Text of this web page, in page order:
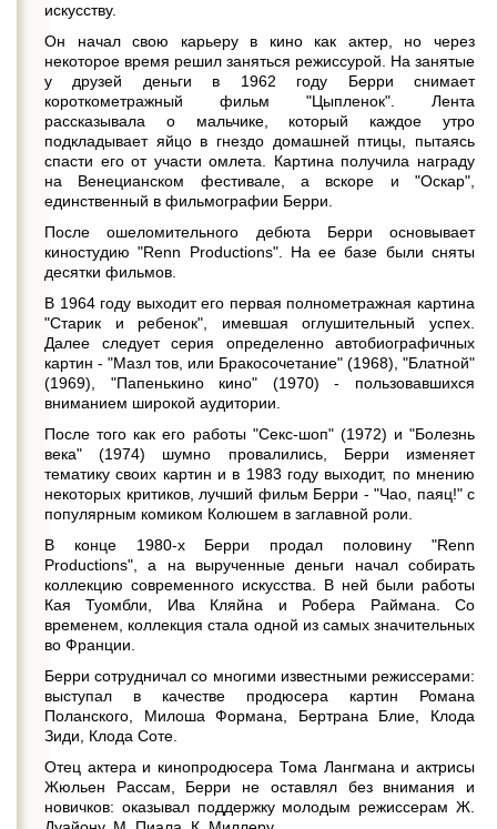
искусству.
Он начал свою карьеру в кино как актер, но через
некоторое время решил заняться режиссурой. На занятые
у друзей деньги в 1962 году Берри снимает
короткометражный фильм "Цыпленок". Лента
рассказывала о мальчике, который каждое утро
подкладывает яйцо в гнездо домашней птицы, пытаясь
спасти его от участи омлета. Картина получила награду
на Венецианском фестивале, а вскоре и "Оскар",
единственный в фильмографии Берри.
После ошеломительного дебюта Берри основывает
киностудию "Renn Productions". На ее базе были сняты
десятки фильмов.
В 1964 году выходит его первая полнометражная картина
"Старик и ребенок", имевшая оглушительный успех.
Далее следует серия определенно автобиографичных
картин - "Мазл тов, или Бракосочетание" (1968), "Блатной"
(1969), "Папенькино кино" (1970) - пользовавшихся
вниманием широкой аудитории.
После того как его работы "Секс-шоп" (1972) и "Болезнь
века" (1974) шумно провалились, Берри изменяет
тематику своих картин и в 1983 году выходит, по мнению
некоторых критиков, лучший фильм Берри - "Чао, паяц!" с
популярным комиком Колюшем в заглавной роли.
В конце 1980-х Берри продал половину "Renn
Productions", а на вырученные деньги начал собирать
коллекцию современного искусства. В ней были работы
Кая Туомбли, Ива Кляйна и Робера Раймана. Со
временем, коллекция стала одной из самых значительных
во Франции.
Берри сотрудничал со многими известными режиссерами:
выступал в качестве продюсера картин Романа
Поланского, Милоша Формана, Бертрана Блие, Клода
Зиди, Клода Соте.
Отец актера и кинопродюсера Тома Лангмана и актрисы
Жюльен Рассам, Берри не оставлял без внимания и
новичков: оказывал поддержку молодым режиссерам Ж.